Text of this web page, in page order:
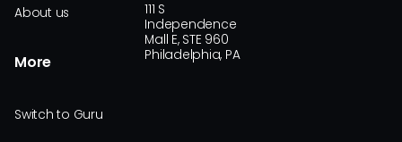
About us
More
Switch to Guru
111 S
Independence
Mall E, STE 960
Philadelphia, PA